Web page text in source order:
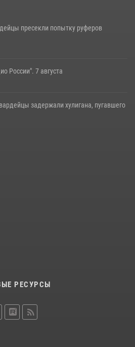
пресекли попытку руферов
России". 7 августа
задержали хулигана, пугавшего
РЕСУРСЫ